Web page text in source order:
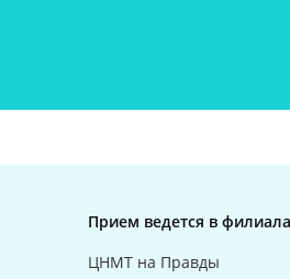
Прием ведется в
ЦНМТ на Правды